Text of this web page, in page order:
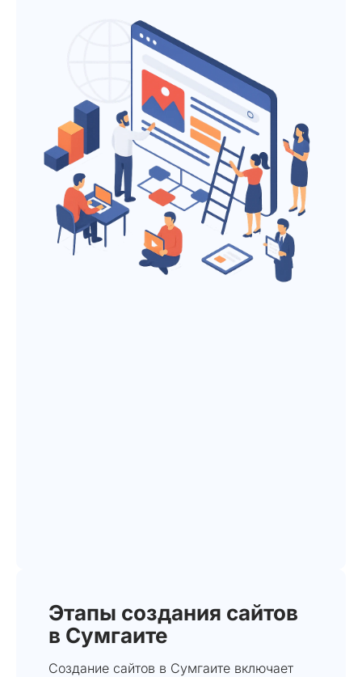
Этапы создания сайтов
в Сумгаите
Создание сайтов в Сумгаите включает